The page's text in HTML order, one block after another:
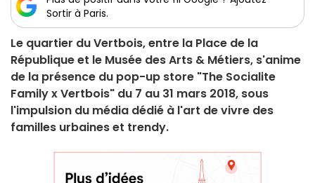
Sortir à Paris.
Le quartier du Vertbois, entre la Place de la
République et le Musée des Arts & Métiers, s'anime
de la présence du pop-up store "The Socialite
Family x Vertbois" du 7 au 31 mars 2018, sous
l'impulsion du média dédié à l'art de vivre des
familles urbaines et trendy.